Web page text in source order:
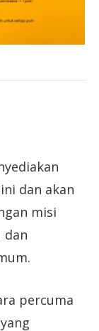
dan akan
misi
dan
percuma